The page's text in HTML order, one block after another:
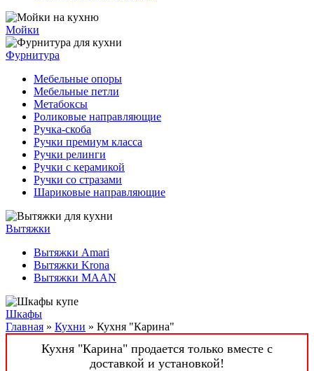
Мойки
Фурнитура
Мебельные опоры
Мебельные петли
Метабоксы
Роликовые направляющие
Ручка-скоба
Ручки премиум класса
Ручки релинги
Ручки с керамикой
Ручки со стразами
Шариковые направляющие
Вытяжки
Вытяжки Amari
Вытяжки Krona
Вытяжки MAAN
Шкафы
Главная » Кухни » Кухня "Карина"
Кухня "Карина" продается только вместе с
доставкой и установкой!